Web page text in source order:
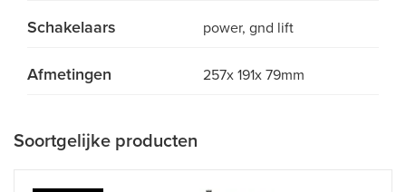
Schakelaars power, gnd lift
Afmetingen 257x 191x 79mm
Soortgelijke producten